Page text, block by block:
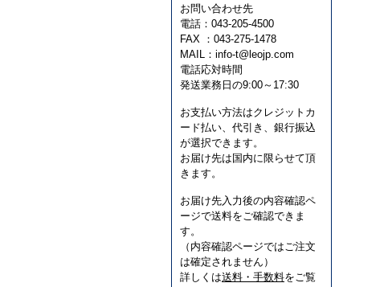
お問い合わせ先
電話：043-205-4500
FAX ：043-275-1478
MAIL： info-t@leojp.com
電話応対時間
発送業務日の9:00～17:30
お支払い方法はクレジットカ
ード払い、代引き、銀行振込
が選択できます。
お届け先は国内に限らせて頂
きます。
お届け先入力後の内容確認ペ
ージで送料をご確認できま
す。
（内容確認ページではご注文
は確定されません）
詳しくは送料・手数料をご覧